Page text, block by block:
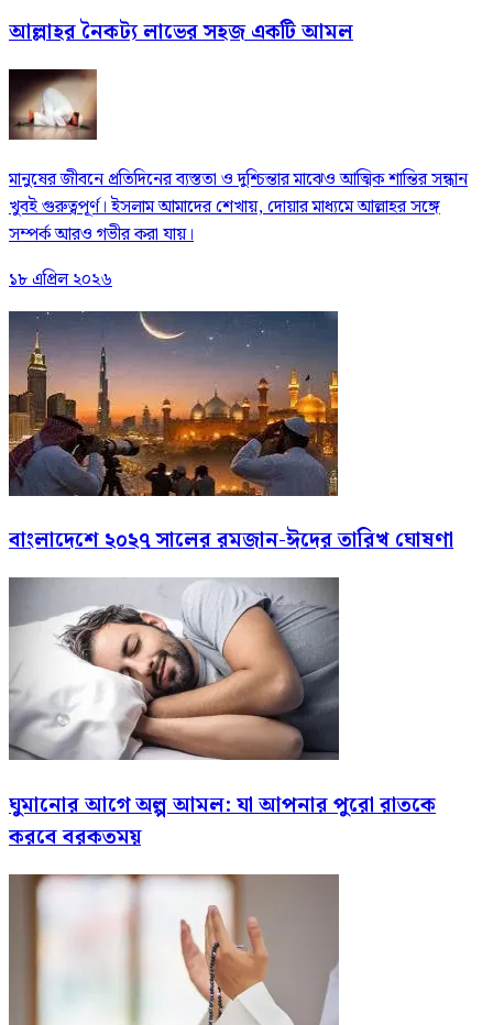
আল্লাহর নৈকট্য লাভের সহজ একটি আমল
মানুষের জীবনে প্রতিদিনের ব্যস্ততা ও দুশ্চিন্তার মাঝেও আত্মিক শান্তির সন্ধান
খুবই গুরুত্বপূর্ণ। ইসলাম আমাদের শেখায়, দোয়ার মাধ্যমে আল্লাহর সঙ্গে
সম্পর্ক আরও গভীর করা যায়।
১৮ এপ্রিল ২০২৬
বাংলাদেশে ২০২৭ সালের রমজান-ঈদের তারিখ ঘোষণা
ঘুমানোর আগে অল্প আমল: যা আপনার পুরো রাতকে
করবে বরকতময়